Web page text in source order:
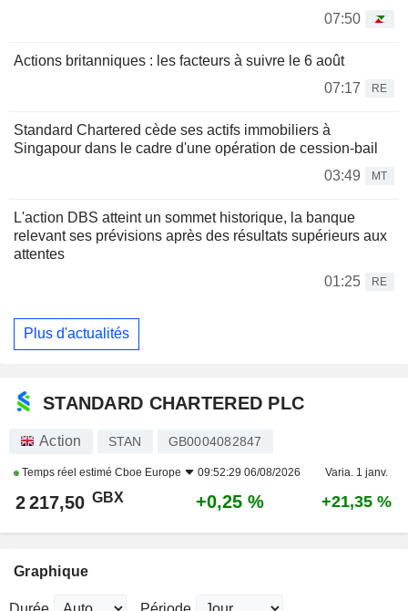
07:50
Actions britanniques : les facteurs à suivre le 6 août
07:17
RE
Standard Chartered cède ses actifs immobiliers à
Singapour dans le cadre d'une opération de cession-bail
03:49
MT
L'action DBS atteint un sommet historique, la banque
relevant ses prévisions après des résultats supérieurs aux
attentes
01:25
RE
Plus d'actualités
STANDARD CHARTERED PLC
Action STAN GB0004082847
Temps réel estimé Cboe Europe 09:52:29 06/08/2026 Varia. 1 janv.
2 217,50 GBX +0,25 % +21,35 %
Graphique